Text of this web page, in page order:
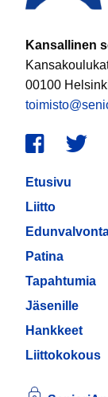
Kansallinen
00100
Etusivu
Liitto
Patina
Tapahtumia
Jäsenille
Hankkeet
Liittokokous